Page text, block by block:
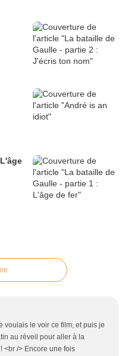
voulais le voir ce film, et puis je
au réveil pour aller à la
<br /> Encore une fois